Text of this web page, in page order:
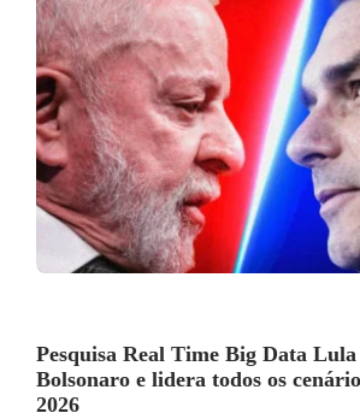
Pesquisa Real Time Big Data
Bolsonaro e lidera todos os
2026